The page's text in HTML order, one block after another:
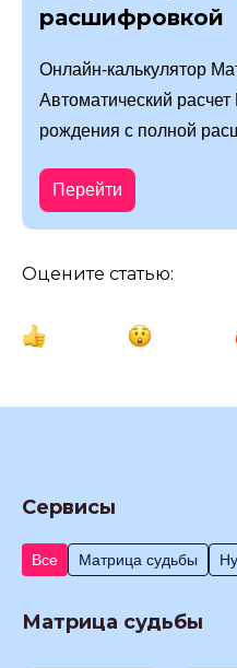
расшифровкой
Онлайн-калькулятор
Автоматический
рождения с полной
Перейти
Оцените статью:
Сервисы
Все Матрица судьбы
Матрица судьбы